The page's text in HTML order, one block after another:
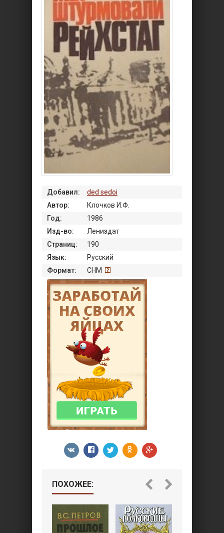
Добавил:
ded sedoi
Автор:
Клочков И.Ф.
Год:
1986
Изд-во:
Лениздат
Страниц:
190
Язык:
Русский
Формат:
CHM
ПОХОЖЕЕ: